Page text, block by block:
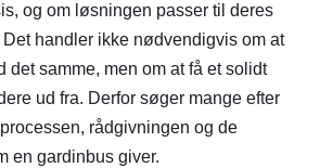
og om løsningen passer til deres
Det handler ikke nødvendigvis om at
det samme, men om at få et solidt
ud fra. Derfor søger mange efter
rådgivningen og de
en gardinbus giver.